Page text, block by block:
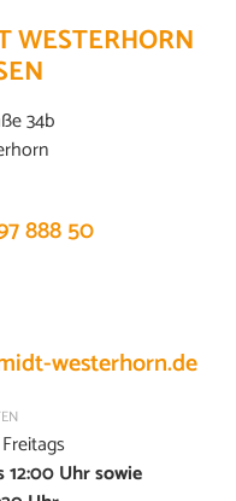
WESTERHORN
34b
888 50
westerhorn.de
Uhr sowie